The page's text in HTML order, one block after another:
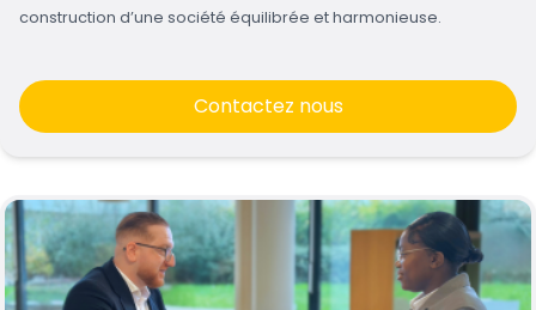
construction d’une société équilibrée et harmonieuse.
Contactez nous